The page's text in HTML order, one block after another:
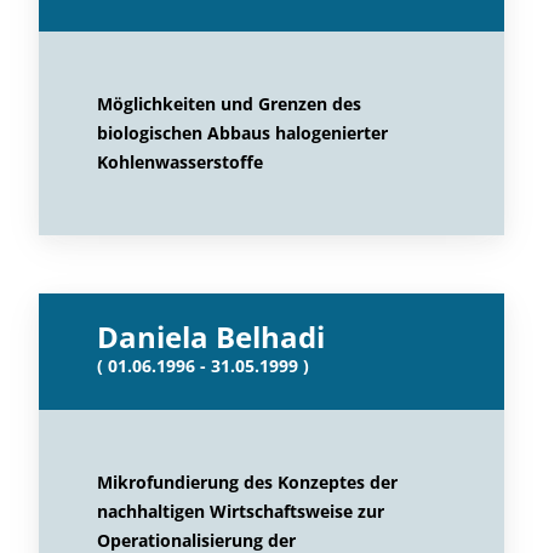
Möglichkeiten und Grenzen des
biologischen Abbaus halogenierter
Kohlenwasserstoffe
Daniela Belhadi
( 01.06.1996 - 31.05.1999 )
Mikrofundierung des Konzeptes der
nachhaltigen Wirtschaftsweise zur
Operationalisierung der